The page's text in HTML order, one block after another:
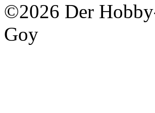
©2026 Der
Goy